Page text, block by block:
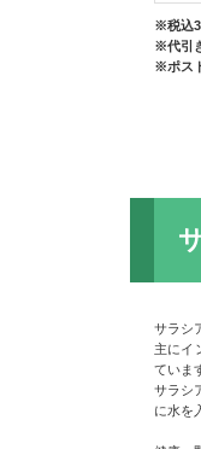
※税込
※代引
※ポス
サラシ
主にイ
ていま
サラシ
に水を